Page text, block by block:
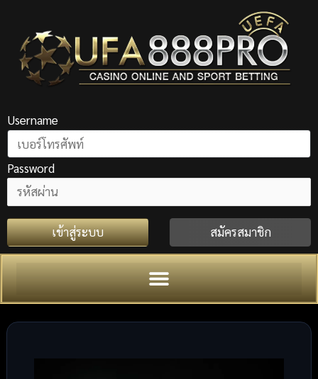
content
Username
Password
เข้าสู่ระบบ สมัครสมาชิก